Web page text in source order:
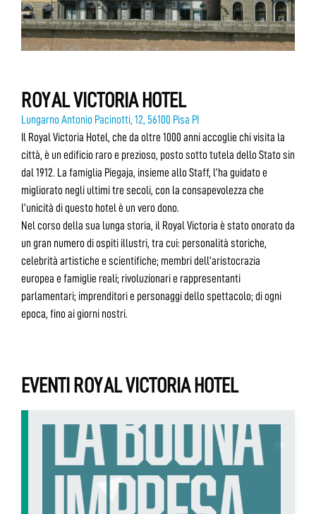
ROYAL VICTORIA HOTEL
Lungarno Antonio Pacinotti, 12, 56100 Pisa PI
Il Royal Victoria Hotel, che da oltre 1000 anni accoglie chi visita la
città, è un edificio raro e prezioso, posto sotto tutela dello Stato sin
dal 1912. La famiglia Piegaja, insieme allo Staff, l’ha guidato e
migliorato negli ultimi tre secoli, con la consapevolezza che
l’unicità di questo hotel è un vero dono.
Nel corso della sua lunga storia, il Royal Victoria è stato onorato da
un gran numero di ospiti illustri, tra cui: personalità storiche,
celebrità artistiche e scientifiche; membri dell’aristocrazia
europea e famiglie reali; rivoluzionari e rappresentanti
parlamentari; imprenditori e personaggi dello spettacolo; di ogni
epoca, fino ai giorni nostri.
EVENTI ROYAL VICTORIA HOTEL